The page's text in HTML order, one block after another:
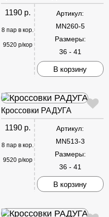
1190 р.
8 пар в кор.
9520 р/кор
Артикул:
MN260-5
Размеры:
36 - 41
В корзину
Кроссовки РАДУГА
1190 р.
8 пар в кор.
9520 р/кор
Артикул:
MN513-3
Размеры:
36 - 41
В корзину